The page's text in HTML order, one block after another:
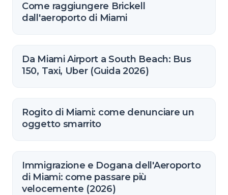
Come raggiungere Brickell
dall'aeroporto di Miami
Da Miami Airport a South Beach: Bus
150, Taxi, Uber (Guida 2026)
Rogito di Miami: come denunciare un
oggetto smarrito
Immigrazione e Dogana dell'Aeroporto
di Miami: come passare più
velocemente (2026)